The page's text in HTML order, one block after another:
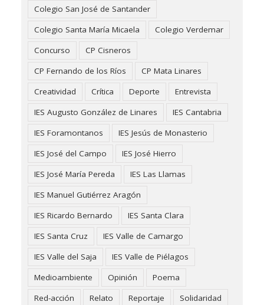
Colegio San José de Santander
Colegio Santa María Micaela
Colegio Verdemar
Concurso
CP Cisneros
CP Fernando de los Ríos
CP Mata Linares
Creatividad
Crítica Deporte
Entrevista
IES Augusto González de Linares
IES Cantabria
IES Foramontanos
IES Jesús de Monasterio
IES José del Campo
IES José Hierro
IES José María Pereda
IES Las Llamas
IES Manuel Gutiérrez Aragón
IES Ricardo Bernardo
IES Santa Clara
IES Santa Cruz
IES Valle de Camargo
IES Valle del Saja
IES Valle de Piélagos
Medioambiente
Opinión
Poema
Red-acción
Relato Reportaje
Solidaridad